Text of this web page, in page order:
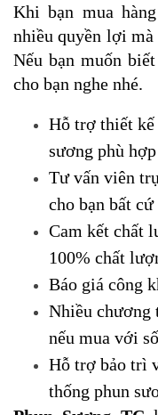
Khi bạn mua
nhiều quyền lợi
Nếu bạn muốn
cho bạn nghe nhé.
Hỗ trợ thiết
sương phù
Tư vấn viên
cho bạn bất
Cam kết chất
100% chất
Báo giá công
Nhiều chương
nếu mua với
Hỗ trợ bảo trì
thống phun